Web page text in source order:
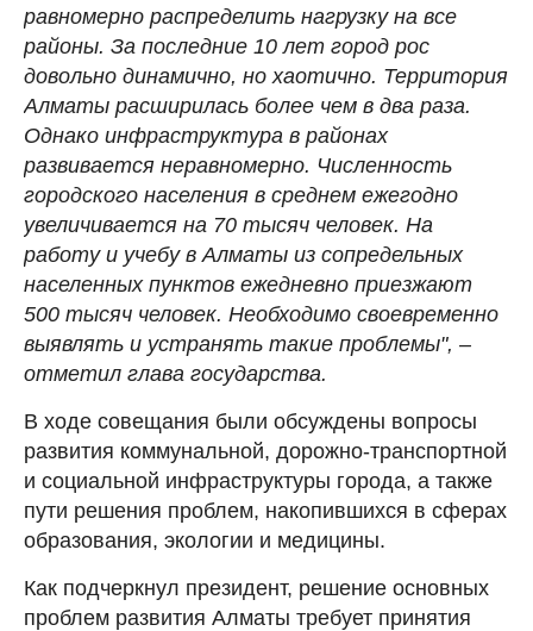
равномерно распределить нагрузку на все
районы. За последние 10 лет город рос
довольно динамично, но хаотично. Территория
Алматы расширилась более чем в два раза.
Однако инфраструктура в районах
развивается неравномерно. Численность
городского населения в среднем ежегодно
увеличивается на 70 тысяч человек. На
работу и учебу в Алматы из сопредельных
населенных пунктов ежедневно приезжают
500 тысяч человек. Необходимо своевременно
выявлять и устранять такие проблемы", –
отметил глава государства.
В ходе совещания были обсуждены вопросы
развития коммунальной, дорожно-транспортной
и социальной инфраструктуры города, а также
пути решения проблем, накопившихся в сферах
образования, экологии и медицины.
Как подчеркнул президент, решение основных
проблем развития Алматы требует принятия